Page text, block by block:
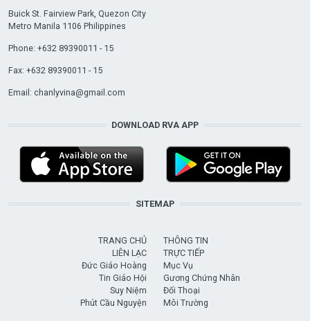
Buick St. Fairview Park, Quezon City
Metro Manila 1106 Philippines
Phone: +632 89390011 - 15
Fax: +632 89390011 - 15
Email: chanlyvina@gmail.com
DOWNLOAD RVA APP
SITEMAP
TRANG CHỦ
LIÊN LẠC
Đức Giáo Hoàng
Tin Giáo Hội
Suy Niệm
Phút Cầu Nguyện
THÔNG TIN
TRỰC TIẾP
Mục Vụ
Gương Chứng Nhân
Đối Thoại
Môi Trường